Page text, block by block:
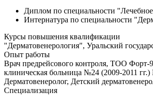
Диплом по специальности "Лечебное
Интернатура по специальности
Курсы повышения квалификации
"Дерматовенерология", Уральский
Опыт работы
Врач предрейсового контроля, ТОО Форт-
клиническая больница №24 (2009-2011
Дерматовенеролог, Детский
Специализация